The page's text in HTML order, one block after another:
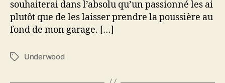
souhaiterai dans l’absolu qu’un passionné les ai
plutôt que de les laisser prendre la poussière au
fond de mon garage. […]
Étiquettes
Underwood